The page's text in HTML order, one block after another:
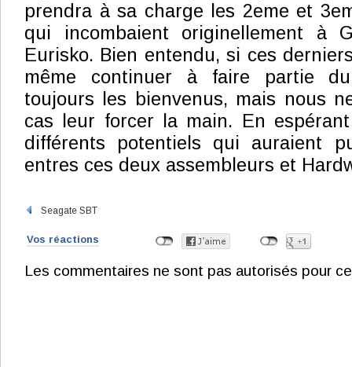
prendra à sa charge les 2eme et
qui incombaient originellement à
Eurisko. Bien entendu, si ces
même continuer à faire partie
toujours les bienvenus, mais nous
cas leur forcer la main. En
différents potentiels qui auraient
entres ces deux assembleurs et
Seagate SBT
Vos réactions
Les commentaires ne sont pas autorisés pour